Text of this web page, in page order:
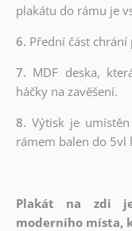
plakátu do rámu je
6. Přední část chrání
7. MDF deska,
háčky na zavěšení.
8. Výtisk je
rámem balen do 5vl
Plakát na zdi
moderního místa,